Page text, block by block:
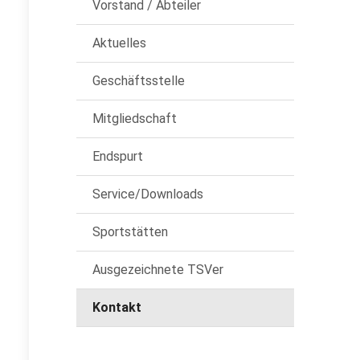
Vorstand / Abteiler
Aktuelles
Geschäftsstelle
Mitgliedschaft
Endspurt
Service/Downloads
Sportstätten
Ausgezeichnete TSVer
Kontakt